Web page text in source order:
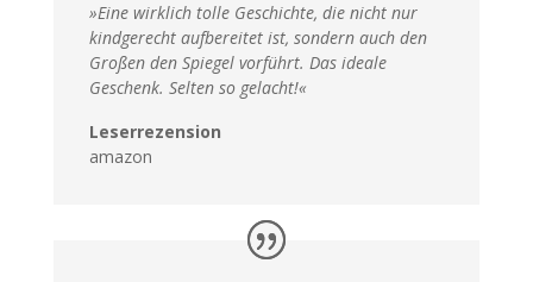
»Eine wirklich tolle Geschichte, die nicht nur
kindgerecht aufbereitet ist, sondern auch den
Großen den Spiegel vorführt. Das ideale
Geschenk. Selten so gelacht!«
Leserrezension
amazon